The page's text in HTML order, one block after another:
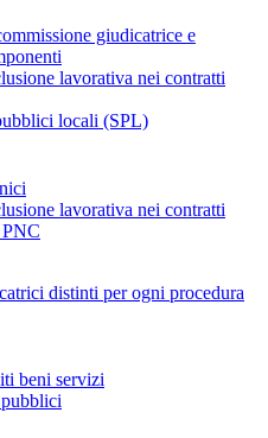
giudicatrice e
lavorativa nei contratti
locali (SPL)
lavorativa nei contratti
distinti per ogni procedura
beni servizi